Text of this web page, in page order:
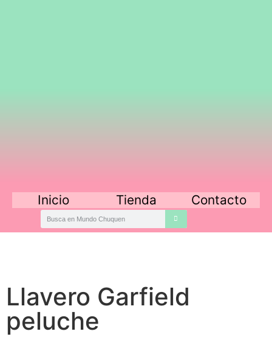
Inicio Tienda Contacto
Llavero Garfield
peluche